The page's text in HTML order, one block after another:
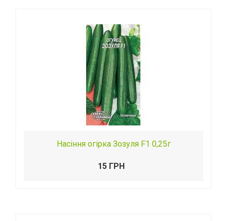
Насіння огірка Зозуля F1 0,25г
15 ГРН